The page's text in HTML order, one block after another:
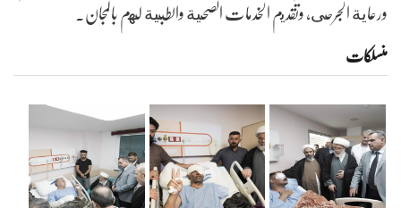
ورعاية الجرحى، وتقديم الخدمات الصحية والطبية لهم بالمجان.
منسلکات